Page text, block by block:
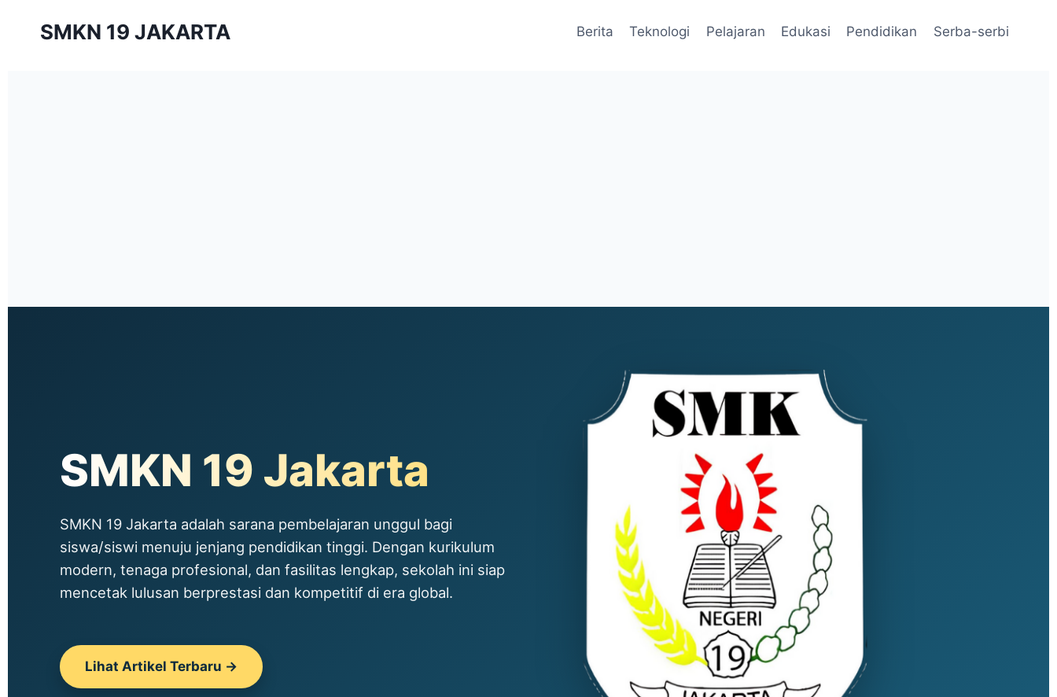
SMKN 19 JAKARTA Berita Teknologi Pelajaran Edukasi Pendidikan Serba-serbi
SMKN 19 Jakarta
SMKN 19 Jakarta adalah sarana pembelajaran unggul bagi
siswa/siswi menuju jenjang pendidikan tinggi. Dengan kurikulum
modern, tenaga profesional, dan fasilitas lengkap, sekolah ini siap
mencetak lulusan berprestasi dan kompetitif di era global.
Lihat Artikel Terbaru →